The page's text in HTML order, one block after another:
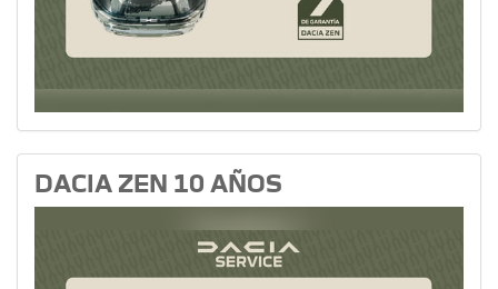
DACIA ZEN 10 AÑOS